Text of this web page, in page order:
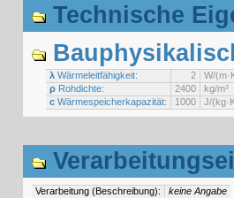
Technische
λ Wärmeleitfähigkeit: 2 W/
ρ Rohdichte: 2400 kg/m³
c Wärmespeicherkapazität: 1000 J/
Verarbeitung (Beschreibung): keine Angabe